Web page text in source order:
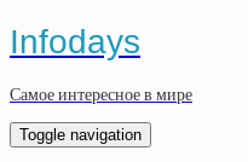
Infodays
Самое интересное в мире
Toggle navigation